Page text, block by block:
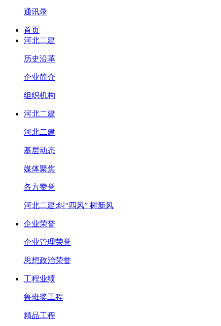
通讯录
首页
河北二建
历史沿革
企业简介
组织机构
河北二建
河北二建
基层动态
媒体聚焦
各方赞誉
河北二建:纠“四风” 树新风
企业荣誉
企业管理荣誉
思想政治荣誉
工程业绩
鲁班奖工程
精品工程